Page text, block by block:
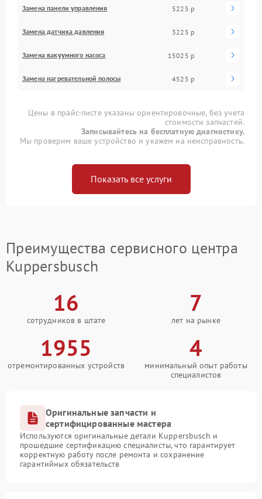
Замена панели управления 5225 р
Замена датчика давления 3225 р
Замена вакуумного насоса 15025 р
Замена нагревательной полосы 4525 р
Цены в прайс-листе указаны ориентировочные, без учета
стоимости запчастей.
Записывайтесь на бесплатную диагностику.
Мы проверим ваше устройство и укажем на неисправность.
Показать все услуги
Преимущества сервисного центра
Kuppersbusch
16
сотрудников в штате
7
лет на рынке
1955
отремонтированных устройств
4
минимальный опыт работы
специалистов
Оригинальные запчасти и
сертифицированные мастера
Используются оригинальные детали Kuppersbusch и
прошедшие сертификацию специалисты, что гарантирует
корректную работу после ремонта и сохранение
гарантийных обязательств